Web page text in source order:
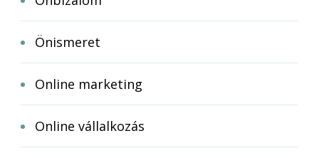
Önismeret
Online marketing
Online vállalkozás